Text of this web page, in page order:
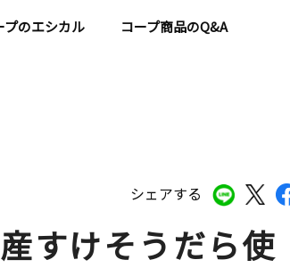
プのエシカル コープ商品のQ&A
シェアする
すけそうだら使